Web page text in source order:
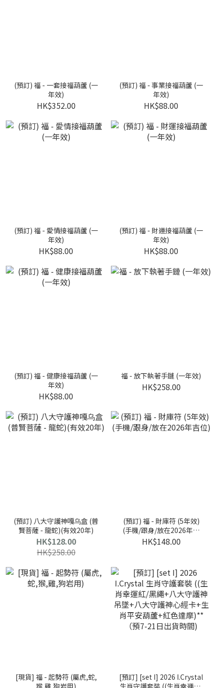
(預訂) 福 - 一套接福葫蘆 (一
年效)
HK$352.00
(預訂) 福 - 事業接福葫蘆 (一
年效)
HK$88.00
(預訂) 福 - 愛情接福葫蘆 (一
年效)
HK$88.00
(預訂) 福 - 財運接福葫蘆 (一
年效)
HK$88.00
(預訂) 福 - 健康接福葫蘆 (一
年效)
HK$88.00
福 - 放下執著手鏈 (一年效)
HK$258.00
(預訂) 八大守護神嘎乌盒 (普
賢菩薩 - 龍蛇)(有效20年)
HK$128.00
HK$258.00
(預訂) 福 - 財庫符 (5年效)
(手機/跟身/放在2026年吉
位)
HK$148.00
[現貨] 福 - 起勢符 (屬虎,蛇,
猴,雞,狗岩用)
[預訂] [set I] 2026 I.Crystal
生肖守護套裝 ((生肖幸運紅/